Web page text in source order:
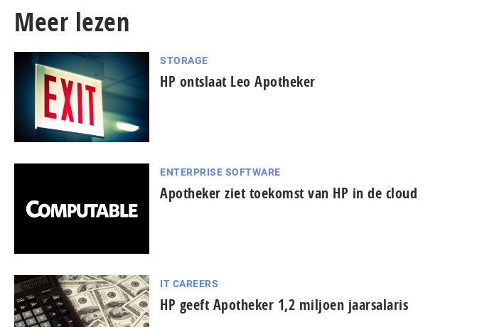
Meer lezen
STORAGE
HP ontslaat Leo Apotheker
ENTERPRISE SOFTWARE
Apotheker ziet toekomst van HP in de cloud
IT CAREERS
HP geeft Apotheker 1,2 miljoen jaarsalaris